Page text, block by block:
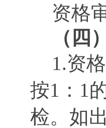
资格
（四）
1.资
按1：1
检。如